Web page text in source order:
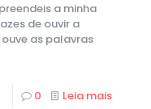
a minha
de ouvir a
as palavras
0 Leia mais